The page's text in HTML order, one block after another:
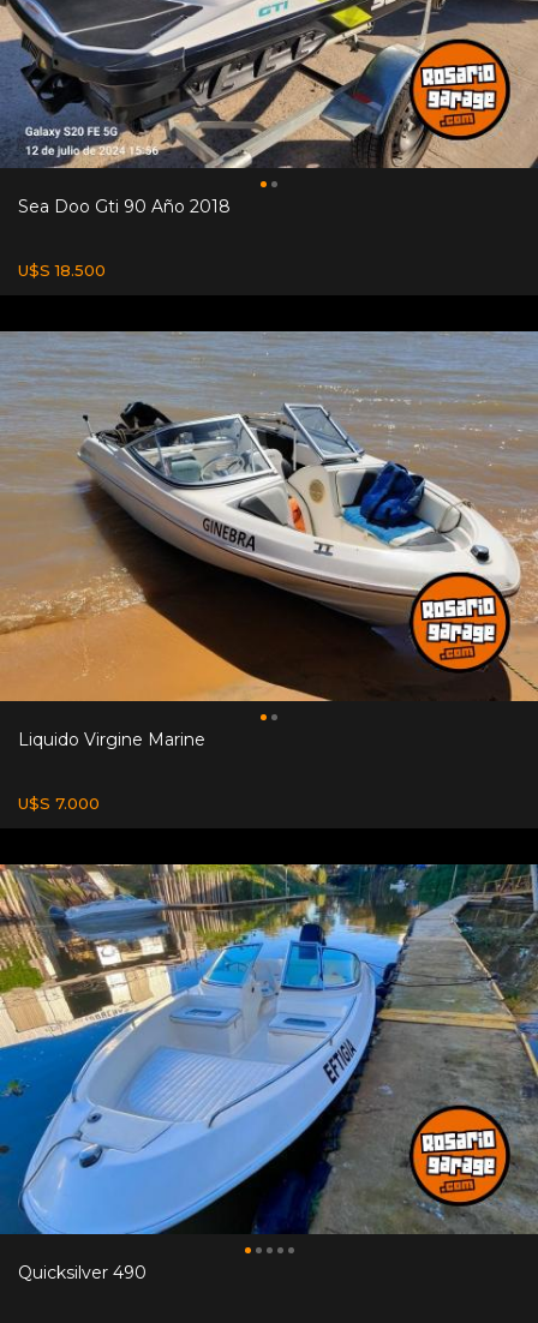
Sea Doo Gti 90 Año 2018
U$S 18.500
Liquido Virgine Marine
U$S 7.000
Quicksilver 490